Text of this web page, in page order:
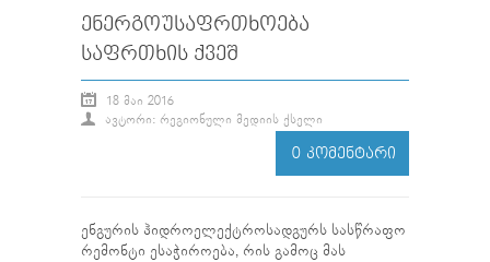
ᲔᲜᲔᲠᲒᲝᲣᲡᲐᲤᲠᲗᲮᲝᲔᲑᲐ
ᲡᲐᲤᲠᲗᲮᲘᲡ ᲥᲕᲔᲨ
18 ᲛᲐᲘ 2016
ᲐᲕᲢᲝᲠᲘ: ᲠᲔᲒᲘᲝᲜᲣᲚᲘ ᲛᲔᲓᲘᲘᲡ ᲥᲡᲔᲚᲘ
0 ᲙᲝᲛᲔᲜᲢᲐᲠᲘ
ენგურის ჰიდროელექტროსადგურს სასწრაფო
რემონტი ესაჭიროება, რის გამოც მას